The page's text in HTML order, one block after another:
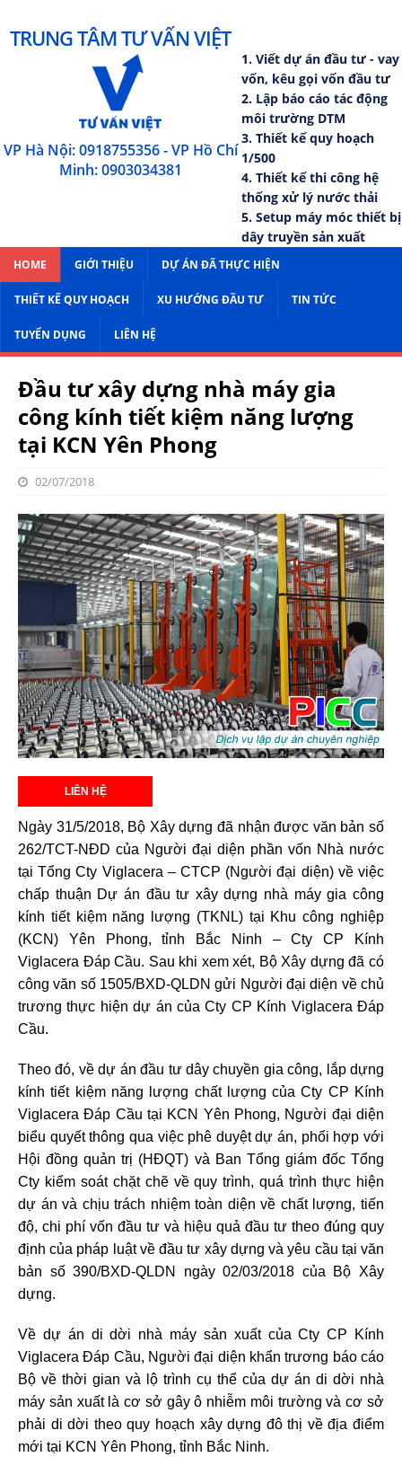
TRUNG TÂM TƯ VẤN VIỆT
VP Hà Nội: 0918755356 - VP Hồ Chí
Minh: 0903034381
1. Viết dự án đầu tư - vay
vốn, kêu gọi vốn đầu tư
2. Lập báo cáo tác động
môi trường DTM
3. Thiết kế quy hoạch
1/500
4. Thiết kế thi công hệ
thống xử lý nước thải
5. Setup máy móc thiết bị
dây truyền sản xuất
HOME GIỚI THIỆU DỰ ÁN ĐÃ THỰC HIỆN
THIẾT KẾ QUY HOẠCH XU HƯỚNG ĐẦU TƯ TIN TỨC
TUYỂN DỤNG LIÊN HỆ
Đầu tư xây dựng nhà máy gia
công kính tiết kiệm năng lượng
tại KCN Yên Phong
02/07/2018
Ngày 31/5/2018, Bộ Xây dựng đã nhận được văn bản số
262/TCT-NĐD của Người đại diện phần vốn Nhà nước
tại Tổng Cty Viglacera – CTCP (Người đại diện) về việc
chấp thuận Dự án đầu tư xây dựng nhà máy gia công
kính tiết kiệm năng lượng (TKNL) tại Khu công nghiệp
(KCN) Yên Phong, tỉnh Bắc Ninh – Cty CP Kính
Viglacera Đáp Cầu. Sau khi xem xét, Bộ Xây dựng đã có
công văn số 1505/BXD-QLDN gửi Người đại diện về chủ
trương thực hiện dự án của Cty CP Kính Viglacera Đáp
Cầu.
Theo đó, về dự án đầu tư dây chuyền gia công, lắp dựng
kính tiết kiệm năng lượng chất lượng của Cty CP Kính
Viglacera Đáp Cầu tại KCN Yên Phong, Người đại diện
biểu quyết thông qua việc phê duyệt dự án, phối hợp với
Hội đồng quản trị (HĐQT) và Ban Tổng giám đốc Tổng
Cty kiểm soát chặt chẽ về quy trình, quá trình thực hiện
dự án và chịu trách nhiệm toàn diện về chất lượng, tiến
độ, chi phí vốn đầu tư và hiệu quả đầu tư theo đúng quy
định của pháp luật về đầu tư xây dựng và yêu cầu tại văn
bản số 390/BXD-QLDN ngày 02/03/2018 của Bộ Xây
dựng.
Về dự án di dời nhà máy sản xuất của Cty CP Kính
Viglacera Đáp Cầu, Người đại diện khẩn trương báo cáo
Bộ về thời gian và lộ trình cụ thể của dự án di dời nhà
máy sản xuất là cơ sở gây ô nhiễm môi trường và cơ sở
phải di dời theo quy hoạch xây dựng đô thị về địa điểm
mới tại KCN Yên Phong, tỉnh Bắc Ninh.